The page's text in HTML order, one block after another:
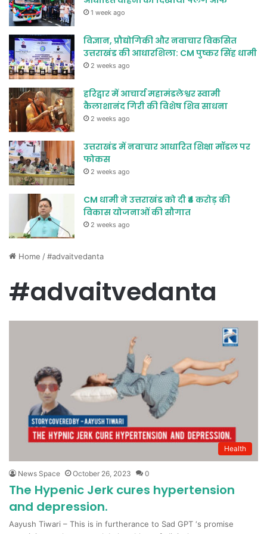
Home /#advaitvedanta
#advaitvedanta
Health
News Space October 26, 2023 0
The Hypenic Jerk cures hypertension
and depression.
Aayush Tiwari – This is in furtherance to Sad GPT ‘s promise
1 week ago
विज्ञान, प्रौद्योगिकी और नवाचार विकसित
उत्तराखंड की आधारशिला: CM पुष्कर सिंह धामी
2 weeks ago
हरिद्वार में आचार्य महामंडलेश्वर स्वामी
कैलाशानंद गिरी की विशेष शिव साधना
2 weeks ago
उत्तराखंड में नवाचार आधारित शिक्षा मॉडल पर
फोकस
2 weeks ago
CM धामी ने उत्तराखंड को दी ₹4 करोड़ की
विकास योजनाओं की सौगात
2 weeks ago